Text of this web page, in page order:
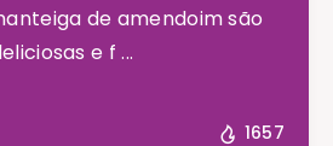
de amendoim são
e f ...
1657